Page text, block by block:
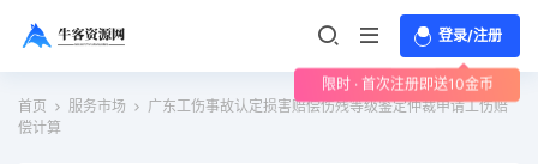
登录/注册
限时 · 首次注册即送10金币
首页
服务市场
广东工伤事故认定损害赔偿伤残等级鉴定仲裁申请工伤赔
偿计算